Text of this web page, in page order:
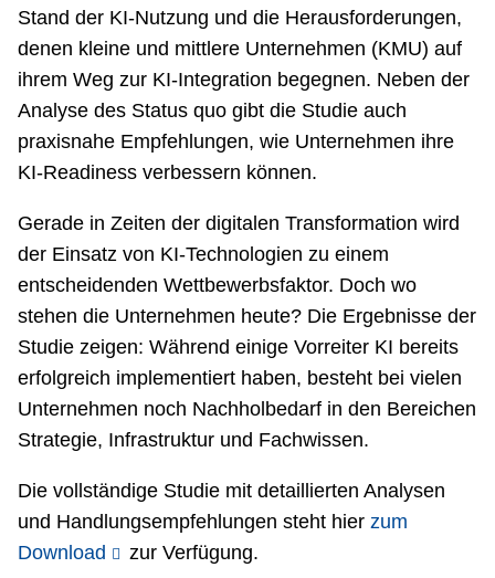
Stand der KI-Nutzung und die Herausforderungen,
denen kleine und mittlere Unternehmen (KMU) auf
ihrem Weg zur KI-Integration begegnen. Neben der
Analyse des Status quo gibt die Studie auch
praxisnahe Empfehlungen, wie Unternehmen ihre
KI-Readiness verbessern können.
Gerade in Zeiten der digitalen Transformation wird
der Einsatz von KI-Technologien zu einem
entscheidenden Wettbewerbsfaktor. Doch wo
stehen die Unternehmen heute? Die Ergebnisse der
Studie zeigen: Während einige Vorreiter KI bereits
erfolgreich implementiert haben, besteht bei vielen
Unternehmen noch Nachholbedarf in den Bereichen
Strategie, Infrastruktur und Fachwissen.
Die vollständige Studie mit detaillierten Analysen
und Handlungsempfehlungen steht hier zum
Download
zur Verfügung.